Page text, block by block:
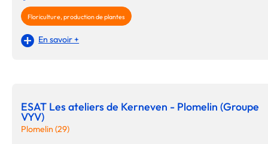
Floriculture, production de plantes
En savoir +
ESAT Les ateliers de Kerneven - Plomelin (Groupe
VYV)
Plomelin (29)